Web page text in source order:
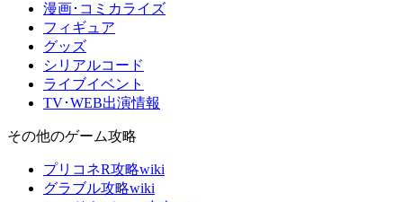
漫画･コミカライズ
フィギュア
グッズ
シリアルコード
ライブイベント
TV･WEB出演情報
その他のゲーム攻略
プリコネR攻略wiki
グラブル攻略wiki